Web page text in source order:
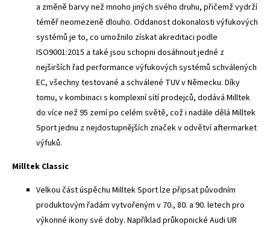
a změně barvy než mnoho jiných svého druhu, přičemž vydrží
téměř neomezeně dlouho. Oddanost dokonalosti výfukových
systémů je to, co umožnilo získat akreditaci podle
ISO9001:2015 a také jsou schopni dosáhnout jedné z
nejširších řad performance výfukových systémů schválených
EC, všechny testované a schválené TUV v Německu. Díky
tomu, v kombinaci s komplexní sítí prodejců, dodává Milltek
do více než 95 zemí po celém světě, což i nadále dělá Milltek
Sport jednu z nejdostupnějších značek v odvětví aftermarket
výfuků.
Milltek Classic
Velkou část úspěchu Milltek Sport lze připsat původním
produktovým řadám vytvořeným v 70., 80. a 90. letech pro
výkonné ikony své doby. Například průkopnické Audi UR